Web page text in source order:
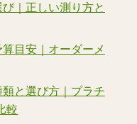
｜正しい測り方と
目安｜オーダーメ
と選び方｜プラチ
較